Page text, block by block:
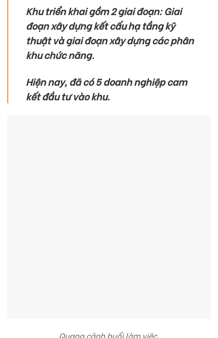
Khu triển khai gồm 2 giai đoạn: Giai
đoạn xây dựng kết cấu hạ tầng kỹ
thuật và giai đoạn xây dựng các phân
khu chức năng.
Hiện nay, đã có 5 doanh nghiệp cam
kết đầu tư vào khu.
Quang cảnh buổi làm việc.